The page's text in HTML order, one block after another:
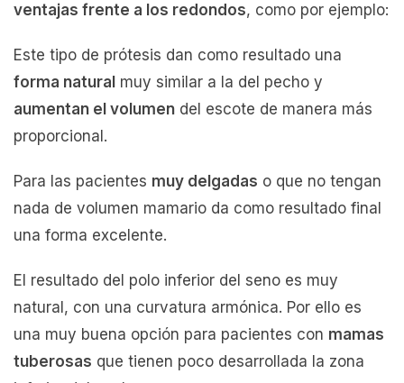
ventajas frente a los redondos, como por ejemplo:
Este tipo de prótesis dan como resultado una
forma natural muy similar a la del pecho y
aumentan el volumen del escote de manera más
proporcional.
Para las pacientes muy delgadas o que no tengan
nada de volumen mamario da como resultado final
una forma excelente.
El resultado del polo inferior del seno es muy
natural, con una curvatura armónica. Por ello es
una muy buena opción para pacientes con mamas
tuberosas que tienen poco desarrollada la zona